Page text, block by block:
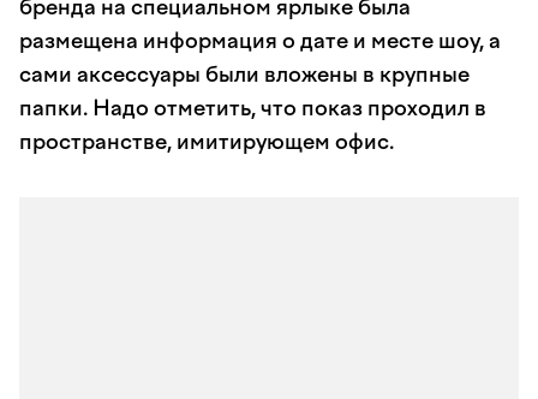
бренда на специальном ярлыке была
размещена информация о дате и месте шоу, а
сами аксессуары были вложены в крупные
папки. Надо отметить, что показ проходил в
пространстве, имитирующем офис.